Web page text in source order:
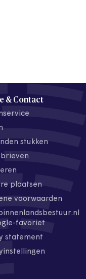
& Contact
stukken
plaatsen
voorwaarden
favoriet
statement